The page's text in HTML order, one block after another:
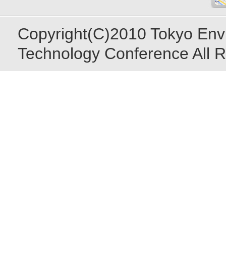
Copyright(C)2010 Tokyo
Technology Conference All